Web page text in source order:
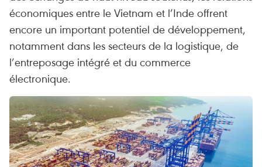
économiques entre le Vietnam et l’Inde offrent
encore un important potentiel de développement,
notamment dans les secteurs de la logistique, de
l’entreposage intégré et du commerce
électronique.